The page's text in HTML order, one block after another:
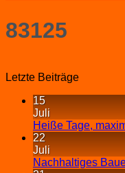
83125
Letzte Beiträge
15
Juli
Heiße Tage,
22
Juli
Nachhaltiges